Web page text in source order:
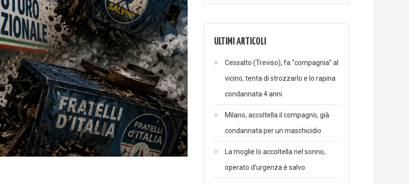
ULTIMI ARTICOLI
Cessalto (Treviso), fa “compagnia” al
vicino, tenta di strozzarlo e lo rapina
condannata 4 anni
Milano, accoltella il compagno, già
condannata per un maschicidio
La moglie lo accoltella nel sonno,
operato d’urgenza è salvo